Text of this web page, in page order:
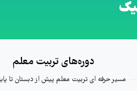
دوره‌های تربیت معلم
مسیر حرفه ای تربیت معلم پیش از دبستان تا